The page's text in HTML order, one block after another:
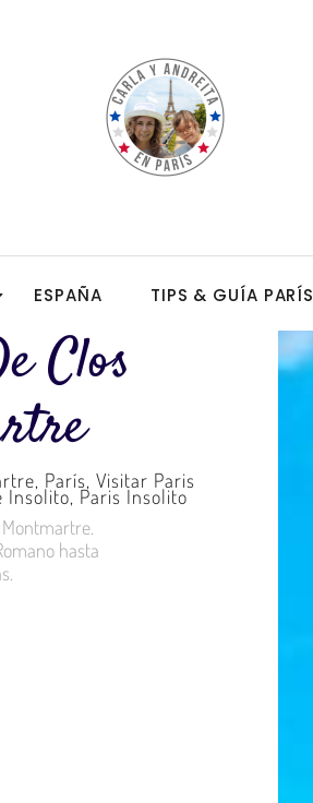
ESPAÑA TIPS & GUÍA PARÍS
Clos
, París, Visitar Paris
Insolito, Paris Insolito
hasta